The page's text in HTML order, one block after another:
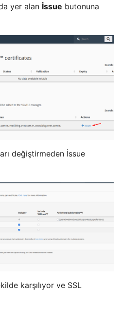
yer alan İssue butonuna
değiştirmeden İssue
karşılıyor ve SSL